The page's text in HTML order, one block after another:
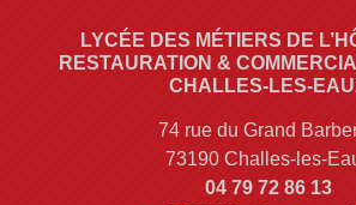
LYCÉE DES MÉTIERS DE
RESTAURATION &
CHALLES-LES-
74 rue du Grand
73190 Challes-les-
04 79 72 86 13